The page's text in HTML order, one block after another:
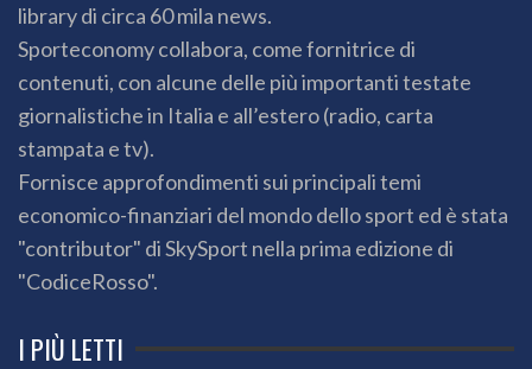
library di circa 60 mila news.
Sporteconomy collabora, come fornitrice di
contenuti, con alcune delle più importanti testate
giornalistiche in Italia e all’estero (radio, carta
stampata e tv).
Fornisce approfondimenti sui principali temi
economico-finanziari del mondo dello sport ed è stata
"contributor" di SkySport nella prima edizione di
"CodiceRosso".
I PIÙ LETTI